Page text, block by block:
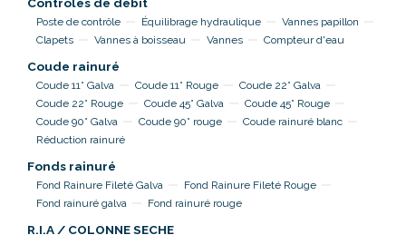
Poste de contrôle Équilibrage hydraulique
Vannes papillon
Clapets
Vannes à boisseau Vannes Compteur d'eau
Coude rainuré
Coude 11° Galva Coude 11° Rouge
Coude 22° Galva
Coude 22° Rouge
Coude 45° Galva
Coude 45° Rouge
Coude 90° Galva
Coude 90° rouge
Coude rainuré blanc
Réduction rainuré
Fonds rainuré
Fond Rainure Fileté Galva
Fond Rainure Fileté Rouge
Fond rainuré galva
Fond rainuré rouge
R.I.A / COLONNE SECHE